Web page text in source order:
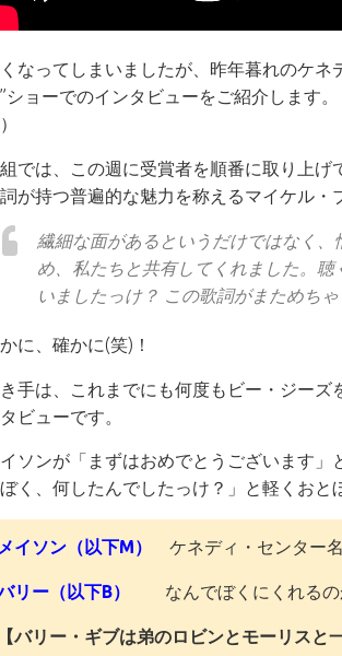
なってしまいましたが、昨年暮れのケネ
ショーでのインタビューをご紹介します
では、この週に受賞者を順番に取り上
が持つ普遍的な魅力を称えるマイケル・
繊細な面があるというだけではなく
め、私たちと共有してくれました。
いましたっけ？ この歌詞がまためち
に、確かに(笑)！
手は、これまでにも何度もビー・ジーズ
ビューです。
イソンが「まずはおめでとうございます
ぼく、何したんでしたっけ？」と軽くお
メイソン（以下M） ケネディ・センター
リー（以下B） なんでぼくにくれるの
【バリー・ギブは弟のロビンとモーリス